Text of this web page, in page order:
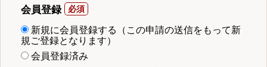
会員登録
新規に会員登録する（この申請の送信をもって新
規ご登録となります）
会員登録済み